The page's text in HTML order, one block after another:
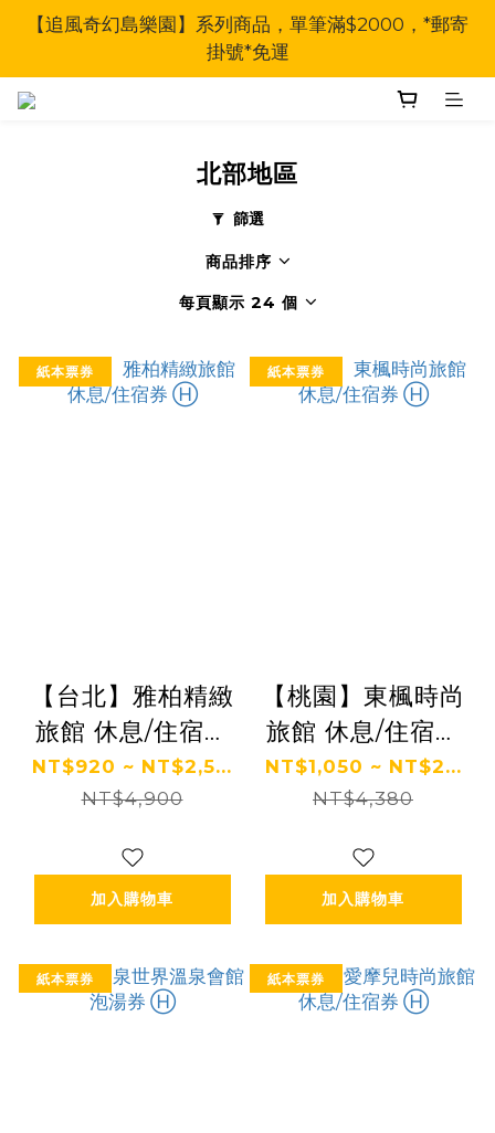
【追風奇幻島樂園】系列商品，單筆滿$2000，*郵寄
掛號*免運
北部地區
篩選
商品排序
每頁顯示 24 個
紙本票券
【台北】雅柏精緻
旅館 休息/住宿券
Ⓗ
NT$920 ~ NT$2,5...
NT$4,900
加入購物車
紙本票券
【桃園】東楓時尚
旅館 休息/住宿券
Ⓗ
NT$1,050 ~ NT$2...
NT$4,380
加入購物車
紙本票券 紙本票券